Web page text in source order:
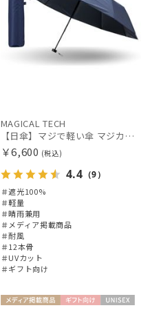
MAGICAL TECH
【日傘】マジで軽い傘 マジカルテックプロテクション（MAGICAL TECH PROTECTION）Tough 12 rib55cm
￥6,600 (税込)
4.4 （9）
＃遮光100%
＃軽量
＃晴雨兼用
＃メディア掲載商品
＃耐風
＃12本骨
＃UVカット
＃ギフト向け